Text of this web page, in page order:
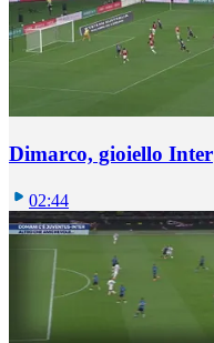
Dimarco, gioiello Inter
02:44